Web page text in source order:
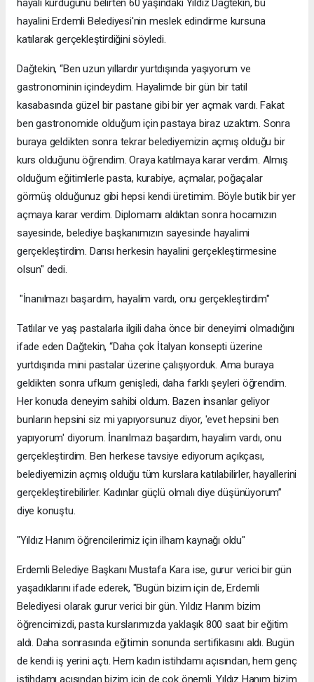
hayali kurduğunu belirten 60 yaşındaki Yıldız Dağtekin, bu
hayalini Erdemli Belediyesi'nin meslek edindirme kursuna
katılarak gerçekleştirdiğini söyledi.
Dağtekin, “Ben uzun yıllardır yurtdışında yaşıyorum ve
gastronominin içindeydim. Hayalimde bir gün bir tatil
kasabasında güzel bir pastane gibi bir yer açmak vardı. Fakat
ben gastronomide olduğum için pastaya biraz uzaktım. Sonra
buraya geldikten sonra tekrar belediyemizin açmış olduğu bir
kurs olduğunu öğrendim. Oraya katılmaya karar verdim. Almış
olduğum eğitimlerle pasta, kurabiye, açmalar, poğaçalar
görmüş olduğunuz gibi hepsi kendi üretimim. Böyle butik bir yer
açmaya karar verdim. Diplomamı aldıktan sonra hocamızın
sayesinde, belediye başkanımızın sayesinde hayalimi
gerçekleştirdim. Darısı herkesin hayalini gerçekleştirmesine
olsun" dedi.
"İnanılmazı başardım, hayalim vardı, onu gerçekleştirdim"
Tatlılar ve yaş pastalarla ilgili daha önce bir deneyimi olmadığını
ifade eden Dağtekin, “Daha çok İtalyan konsepti üzerine
yurtdışında mini pastalar üzerine çalışıyorduk. Ama buraya
geldikten sonra ufkum genişledi, daha farklı şeyleri öğrendim.
Her konuda deneyim sahibi oldum. Bazen insanlar geliyor
bunların hepsini siz mi yapıyorsunuz diyor, 'evet hepsini ben
yapıyorum' diyorum. İnanılmazı başardım, hayalim vardı, onu
gerçekleştirdim. Ben herkese tavsiye ediyorum açıkçası,
belediyemizin açmış olduğu tüm kurslara katılabilirler, hayallerini
gerçekleştirebilirler. Kadınlar güçlü olmalı diye düşünüyorum”
diye konuştu.
"Yıldız Hanım öğrencilerimiz için ilham kaynağı oldu"
Erdemli Belediye Başkanı Mustafa Kara ise, gurur verici bir gün
yaşadıklarını ifade ederek, "Bugün bizim için de, Erdemli
Belediyesi olarak gurur verici bir gün. Yıldız Hanım bizim
öğrencimizdi, pasta kurslarımızda yaklaşık 800 saat bir eğitim
aldı. Daha sonrasında eğitimin sonunda sertifikasını aldı. Bugün
de kendi iş yerini açtı. Hem kadın istihdamı açısından, hem genç